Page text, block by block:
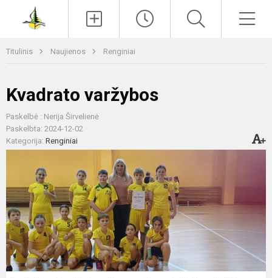
Titulinis Naujienos Renginiai
Kvadrato varžybos
Paskelbė : Nerija Širvelienė
Paskelbta: 2024-12-02
Kategorija: Renginiai